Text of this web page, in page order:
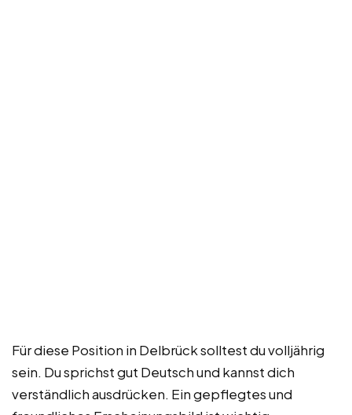
Für diese Position in Delbrück solltest du volljährig
sein. Du sprichst gut Deutsch und kannst dich
verständlich ausdrücken. Ein gepflegtes und